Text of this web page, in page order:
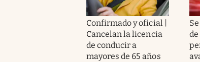
Confirmado y oficial |
Cancelan la licencia
de conducir a
mayores de 65 años